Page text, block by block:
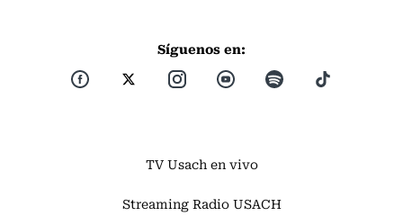
Síguenos en:
TV Usach en vivo
Streaming Radio USACH